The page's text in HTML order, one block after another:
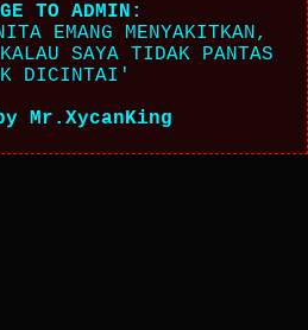
TO ADMIN:
EMANG MENYAKITKAN,
SAYA TIDAK PANTAS
DICINTAI'
Mr.XycanKing